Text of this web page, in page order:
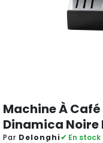
Machine À
Dinamica Noire
Par Delonghi✔ En stock